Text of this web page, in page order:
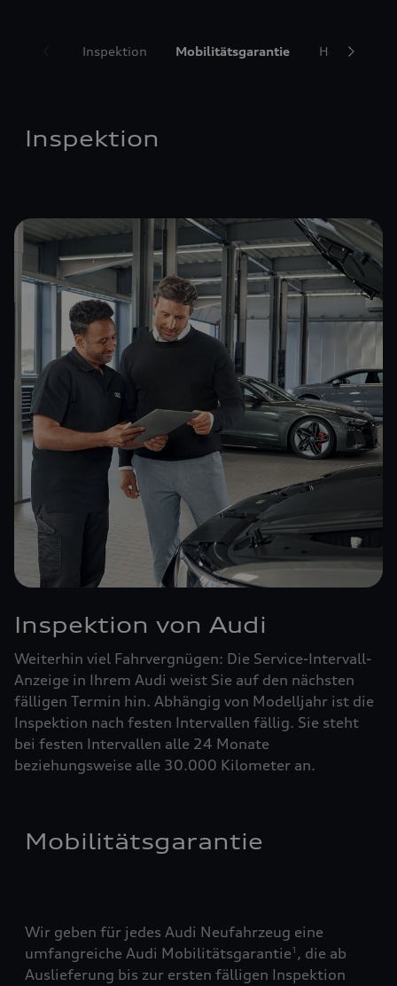
Inspektion Mobilitätsgarantie Hol- und
Inspektion
Inspektion von Audi
Weiterhin viel Fahrvergnügen: Die Service-Intervall-
Anzeige in Ihrem Audi weist Sie auf den nächsten
fälligen Termin hin. Abhängig von Modelljahr ist die
Inspektion nach festen Intervallen fällig. Sie steht
bei festen Intervallen alle 24 Monate
beziehungsweise alle 30.000 Kilometer an.
Mobilitätsgarantie
Wir geben für jedes Audi Neufahrzeug eine
umfangreiche Audi Mobilitätsgarantie1 , die ab
Auslieferung bis zur ersten fälligen Inspektion